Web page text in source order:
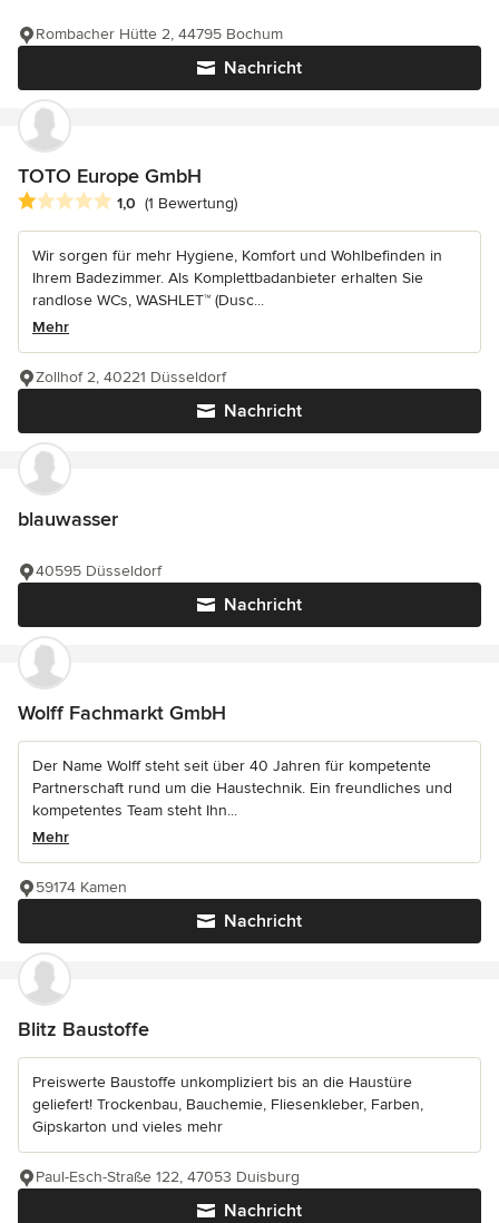
Nachricht
Rombacher Hütte 2, 44795 Bochum
TOTO Europe GmbH
Durchschnittliche Bewertung: 1 von 5 Sternen
1,0 (1 Bewertung)
Wir sorgen für mehr Hygiene, Komfort und Wohlbefinden in
Ihrem Badezimmer. Als Komplettbadanbieter erhalten Sie
randlose WCs, WASHLET™ (Dusc...
Mehr
Nachricht
Zollhof 2, 40221 Düsseldorf
blauwasser
Nachricht
40595 Düsseldorf
Wolff Fachmarkt GmbH
Der Name Wolff steht seit über 40 Jahren für kompetente
Partnerschaft rund um die Haustechnik. Ein freundliches und
kompetentes Team steht Ihn...
Mehr
Nachricht
59174 Kamen
Blitz Baustoffe
Preiswerte Baustoffe unkompliziert bis an die Haustüre
geliefert! Trockenbau, Bauchemie, Fliesenkleber, Farben,
Gipskarton und vieles mehr
Nachricht
Paul-Esch-Straße 122, 47053 Duisburg